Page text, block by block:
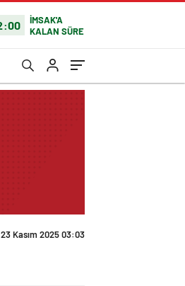
İMSAK'A
KALAN SÜRE
Kasım 2025 03:03